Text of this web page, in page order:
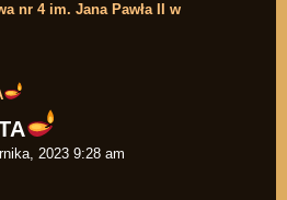
nr 4 im. Jana Pawła II w
2023 9:28 am